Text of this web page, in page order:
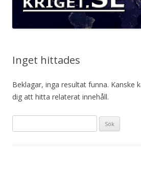
Inget hittades
Beklagar, inga resultat funna. Kanske
dig att hitta relaterat innehåll.
efter: